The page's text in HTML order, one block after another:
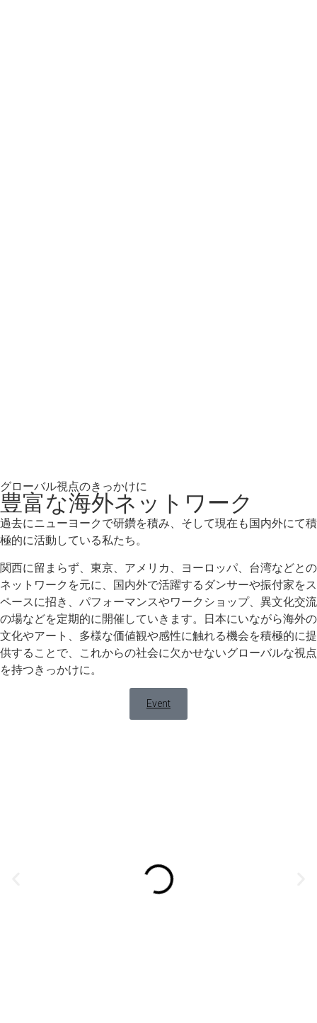
グローバル視点のきっかけに
豊富な海外ネットワーク
過去にニューヨークで研鑽を積み、そして現在も国内外にて積
極的に活動している私たち。
関西に留まらず、東京、アメリカ、ヨーロッパ、台湾などとの
ネットワークを元に、国内外で活躍するダンサーや振付家をス
ペースに招き、パフォーマンスやワークショップ、異文化交流
の場などを定期的に開催していきます。日本にいながら海外の
文化やアート、多様な価値観や感性に触れる機会を積極的に提
供することで、これからの社会に欠かせないグローバルな視点
を持つきっかけに。
Event